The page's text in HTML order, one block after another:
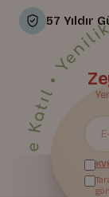
57 Yıldır
Bize Katıl• Yeniliklerden ilk sen haberdar ol • Bize Katıl • Yeniliklerden ilk sen haberdar ol • Bize Katıl • Yeniliklerden